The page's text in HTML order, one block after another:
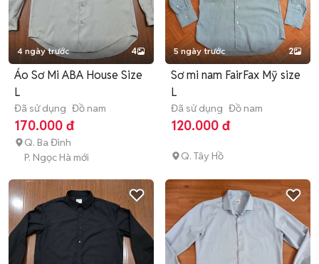
4 ngày trước 4
Áo Sơ Mi ABA House Size
L
Đã sử dụng Đồ nam
170.000 đ
Q. Ba Đình
P. Ngọc Hà mới
5 ngày trước 2
Sơ mi nam FairFax Mỹ size
L
Đã sử dụng Đồ nam
120.000 đ
Q. Tây Hồ